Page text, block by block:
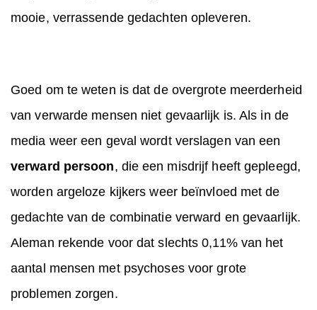
mooie, verrassende gedachten opleveren.
Goed om te weten is dat de overgrote meerderheid
van verwarde mensen niet gevaarlijk is. Als in de
media weer een geval wordt verslagen van een
verward persoon, die een misdrijf heeft gepleegd,
worden argeloze kijkers weer beïnvloed met de
gedachte van de combinatie verward en gevaarlijk.
Aleman rekende voor dat slechts 0,11% van het
aantal mensen met psychoses voor grote
problemen zorgen.